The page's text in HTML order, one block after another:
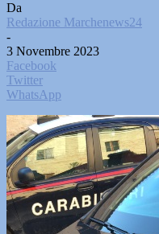
Da
Redazione Marchenews24
-
3 Novembre 2023
Facebook
Twitter
WhatsApp